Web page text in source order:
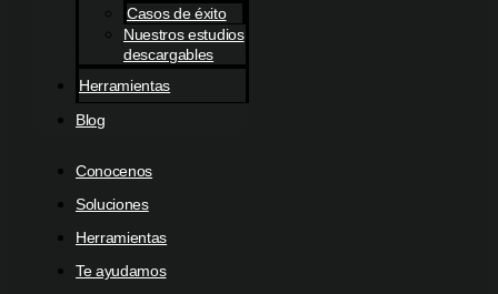
Casos de éxito
Nuestros estudios
descargables
Herramientas
Blog
Conocenos
Soluciones
Herramientas
Te ayudamos